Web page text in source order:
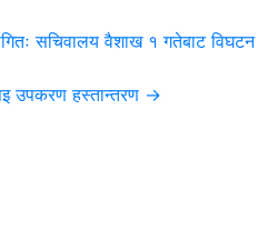
सचिवालय वैशाख १ गतेबाट विघटन
उपकरण हस्तान्तरण →